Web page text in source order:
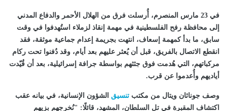
في 23 مارس المنصرم، أُرسلت فرق من الهلال الأحمر والدفاع المدني
إلى محافظة رفح الفلسطينية في مهمة إنقاذ لزملاء استُهدفوا في وقت
سابق، ما بدأ كمهمة إسعاف، انتهت بجريمة إعدام جماعية موثقة، فقد
انقطع الاتصال بالفريق، قبل أن يُعثر عليهم بعد أيام، وقد دُفنوا تحت ركام
مركباتهم، التي هُدمت فوق جثثهم بواسطة جرافة إسرائيلية، بعد أن قُيّدت
أياديهم وأُعدموا عن قرب.
وصف جوناثان ويتال من مكتب تنسيق الشؤون الإنسانية، في بيانه عقب
اكتشاف المقبرة في تل السلطان، المشهد، قائلًا: "نُخرجهم بزيهم